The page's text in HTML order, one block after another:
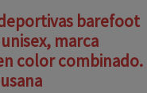
barefoot
marca
color combinado.